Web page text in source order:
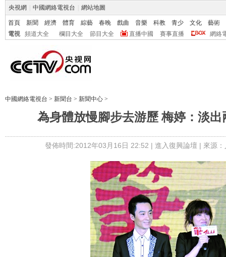
央視網 中國網絡電視台 網站地圖
首頁 新聞 經濟 體育 綜藝 春晚 戲曲 音樂 科教 青少 文化
藝術
電視
頻道大全 欄目大全 節目大全 直播中國 賽事直播 網絡
中國網絡電視台 > 新聞台 > 新聞中心 >
為身體放慢腳步去游歷 梅婷：淡出
發佈時間:2012年03月16日 22:52 | 進入復興論壇 | 來源